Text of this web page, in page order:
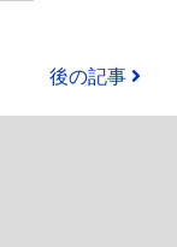
後の記事